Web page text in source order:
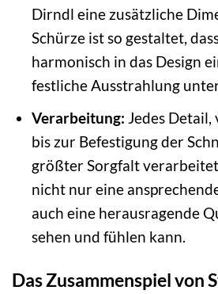
Dirndl eine zusätzliche
Schürze ist so gestaltet,
harmonisch in das Design
festliche Ausstrahlung
Verarbeitung: Jedes
bis zur Befestigung der
größter Sorgfalt
nicht nur eine
auch eine herausragende
sehen und fühlen kann.
Das Zusammenspiel von